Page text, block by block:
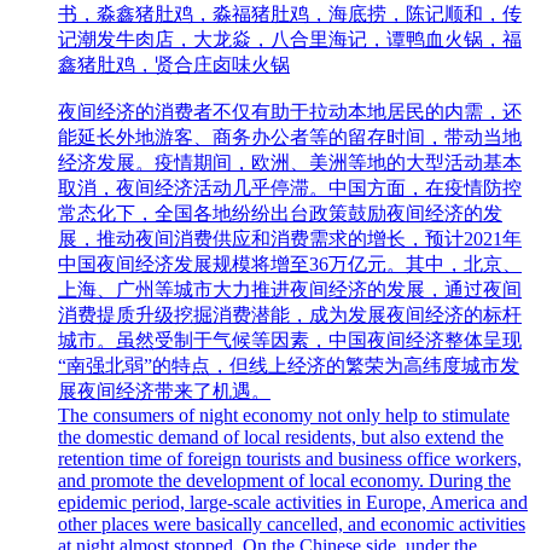
书，淼鑫猪肚鸡，淼福猪肚鸡，海底捞，陈记顺和，传
记潮发牛肉店，大龙焱，八合里海记，谭鸭血火锅，福
鑫猪肚鸡，贤合庄卤味火锅
夜间经济的消费者不仅有助于拉动本地居民的内需，还
能延长外地游客、商务办公者等的留存时间，带动当地
经济发展。疫情期间，欧洲、美洲等地的大型活动基本
取消，夜间经济活动几乎停滞。中国方面，在疫情防控
常态化下，全国各地纷纷出台政策鼓励夜间经济的发
展，推动夜间消费供应和消费需求的增长，预计2021年
中国夜间经济发展规模将增至36万亿元。其中，北京、
上海、广州等城市大力推进夜间经济的发展，通过夜间
消费提质升级挖掘消费潜能，成为发展夜间经济的标杆
城市。虽然受制于气候等因素，中国夜间经济整体呈现
“南强北弱”的特点，但线上经济的繁荣为高纬度城市发
展夜间经济带来了机遇。
The consumers of night economy not only help to stimulate
the domestic demand of local residents, but also extend the
retention time of foreign tourists and business office workers,
and promote the development of local economy. During the
epidemic period, large-scale activities in Europe, America and
other places were basically cancelled, and economic activities
at night almost stopped. On the Chinese side, under the